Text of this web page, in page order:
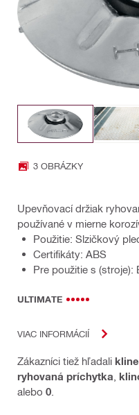
3 OBRÁZKY
Upevňovací držiak
používané v mierne
Použitie: Slzičkový
Certifikáty: ABS
Pre použitie s (stroje):
ULTIMATE
VIAC INFORMÁCIÍ
Zákazníci tiež hľadali
ryhovaná príchytka
alebo 0